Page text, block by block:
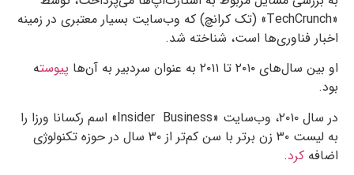
«TechCrunch» (تک کرانچ) که وب‌سایت بسیار معتبری در زمینه
اخبار فناوری‌ها است، شناخته شد.
او بین سال‌های ۲۰۱۰ تا ۲۰۱۱ به عنوان سردبیر به آن‌ها
پیوسته
بود.
در سال ۲۰۱۰، وب‌سایت «Insider Business» اسم رکسانا ورزا را
به لیست ۳۰ زن برتر با سن کم‌تر از ۳۰ سال در حوزه تکنولوژی
اضافهکرد.